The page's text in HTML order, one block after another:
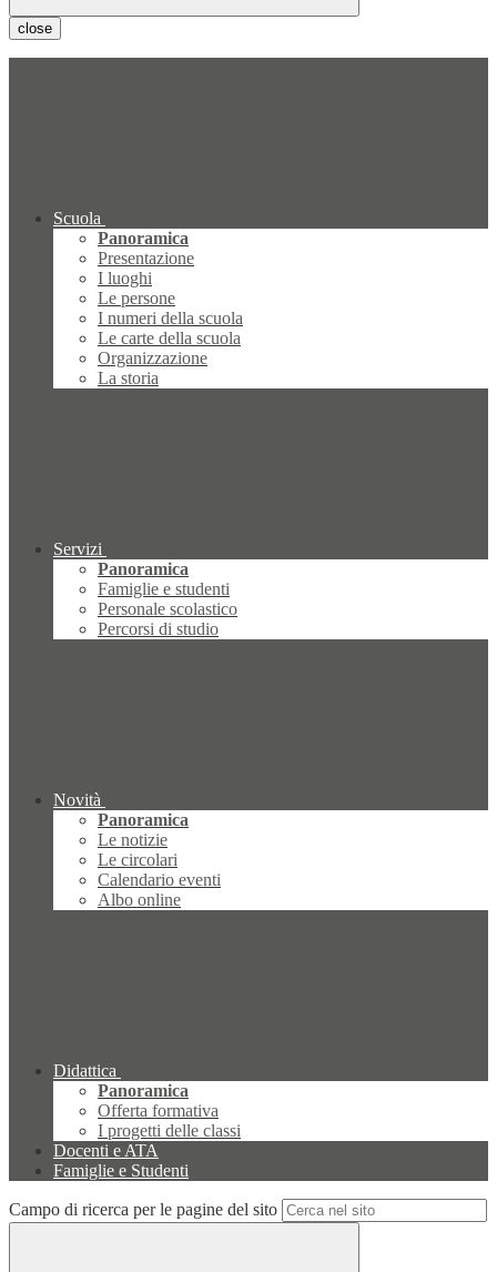
close
Scuola
Panoramica
Presentazione
I luoghi
Le persone
I numeri della scuola
Le carte della scuola
Organizzazione
La storia
Servizi
Panoramica
Famiglie e studenti
Personale scolastico
Percorsi di studio
Novità
Panoramica
Le notizie
Le circolari
Calendario eventi
Albo online
Didattica
Panoramica
Offerta formativa
I progetti delle classi
Docenti e ATA
Famiglie e Studenti
Campo di ricerca per le pagine del sito